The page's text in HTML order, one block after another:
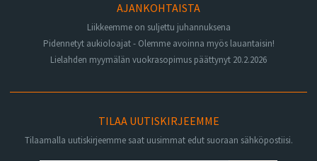
AJANKOHTAISTA
Liikkeemme on suljettu juhannuksena
Pidennetyt aukioloajat - Olemme avoinna myös lauantaisin!
Lielahden myymälän vuokrasopimus päättynyt 20.2.2026
TILAA UUTISKIRJEEMME
Tilaamalla uutiskirjeemme saat uusimmat edut suoraan sähköpostiisi.